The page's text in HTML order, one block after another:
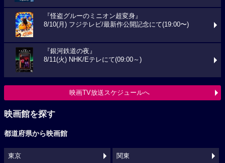
『怪盗グルーのミニオン超変身』
8/10(月) フジテレビ/最新作公開記念にて(19:00〜)
『銀河鉄道の夜』
8/11(火) NHK/Eテレにて(09:00～)
映画TV放送スケジュールへ
映画館を探す
都道府県から映画館
東京 関東